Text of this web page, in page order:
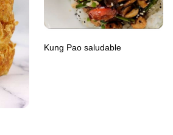
Kung Pao saludable